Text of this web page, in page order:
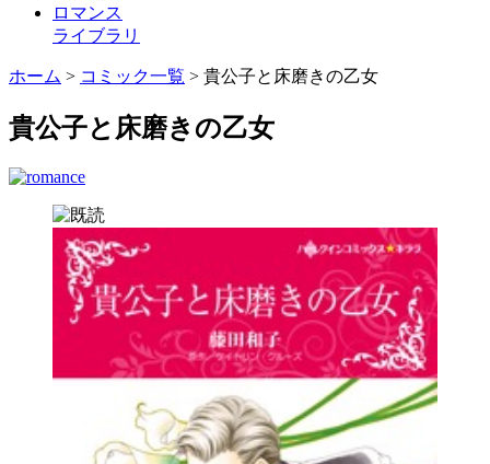
ロマンス
ライブラリ
ホーム > コミック一覧 > 貴公子と床磨きの乙女
貴公子と床磨きの乙女